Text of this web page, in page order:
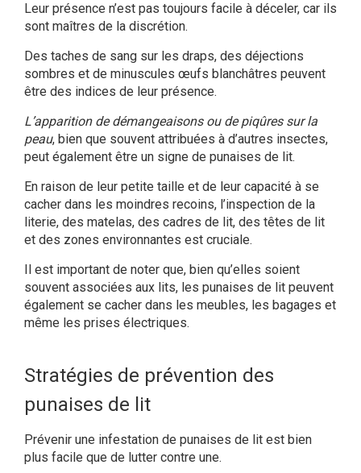
Leur présence n’est pas toujours facile à déceler, car ils
sont maîtres de la discrétion.
Des taches de sang sur les draps, des déjections
sombres et de minuscules œufs blanchâtres peuvent
être des indices de leur présence.
L’apparition de démangeaisons ou de piqûres sur la
peau, bien que souvent attribuées à d’autres insectes,
peut également être un signe de punaises de lit.
En raison de leur petite taille et de leur capacité à se
cacher dans les moindres recoins, l’inspection de la
literie, des matelas, des cadres de lit, des têtes de lit
et des zones environnantes est cruciale.
Il est important de noter que, bien qu’elles soient
souvent associées aux lits, les punaises de lit peuvent
également se cacher dans les meubles, les bagages et
même les prises électriques.
Stratégies de prévention des
punaises de lit
Prévenir une infestation de punaises de lit est bien
plus facile que de lutter contre une.